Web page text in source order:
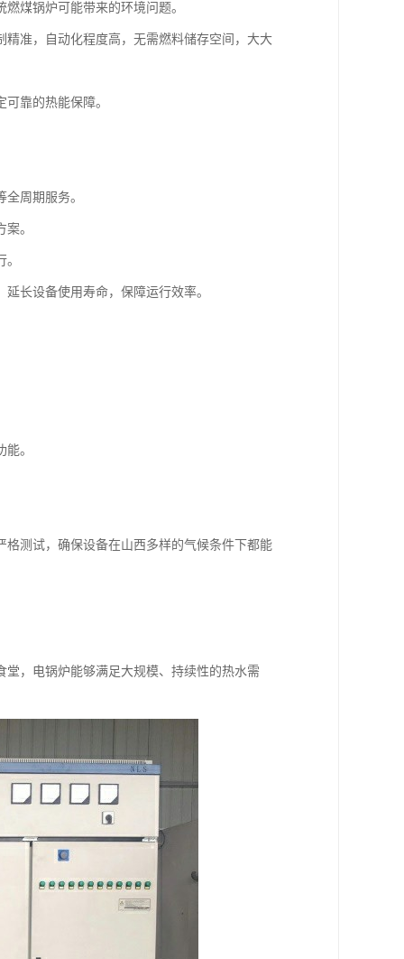
煤锅炉可能带来的环境问题。
准，自动化程度高，无需燃料储存空间，大大
靠的热能保障。
周期服务。
。
长设备使用寿命，保障运行效率。
。
测试，确保设备在山西多样的气候条件下都能
，电锅炉能够满足大规模、持续性的热水需